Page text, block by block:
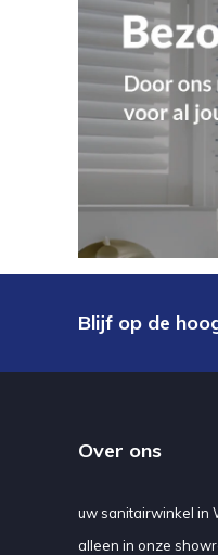
Blijf op de
Over ons
uw sanitairwinkel in
alleen in onze